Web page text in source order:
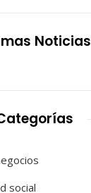
Noticias
social